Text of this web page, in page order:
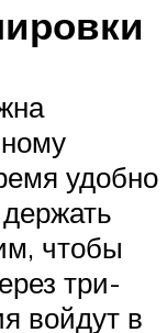
удобно
чтобы
три-
войдут в